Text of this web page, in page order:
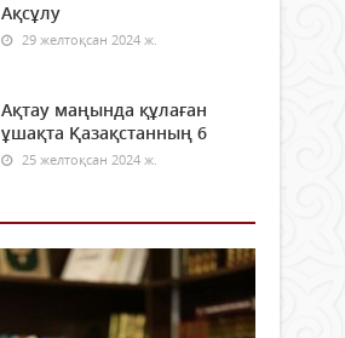
Ақсұлу
29 желтоқсан 2024 ж.
Ақтау маңында құлаған
ұшақта Қазақстанның 6
25 желтоқсан 2024 ж.